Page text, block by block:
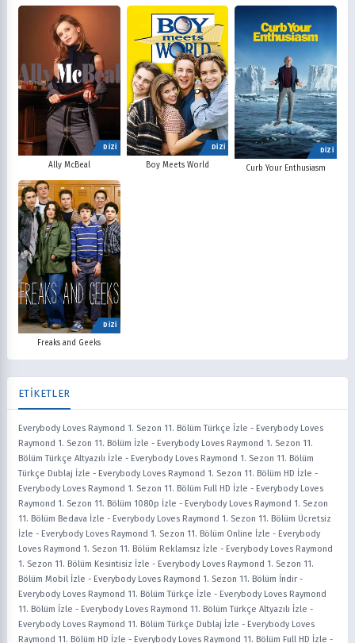
DİZİ
Ally McBeal
DİZİ
Boy Meets World
DİZİ
Curb Your Enthusiasm
DİZİ
Freaks and Geeks
ETİKETLER
Everybody Loves Raymond 1. Sezon 11. Bölüm Türkçe İzle - Everybody Loves
Raymond 1. Sezon 11. Bölüm İzle - Everybody Loves Raymond 1. Sezon 11.
Bölüm Türkçe Altyazılı İzle - Everybody Loves Raymond 1. Sezon 11. Bölüm
Türkçe Dublaj İzle - Everybody Loves Raymond 1. Sezon 11. Bölüm HD İzle -
Everybody Loves Raymond 1. Sezon 11. Bölüm Full HD İzle - Everybody Loves
Raymond 1. Sezon 11. Bölüm 1080p İzle - Everybody Loves Raymond 1. Sezon
11. Bölüm Bedava İzle - Everybody Loves Raymond 1. Sezon 11. Bölüm Ücretsiz
İzle - Everybody Loves Raymond 1. Sezon 11. Bölüm Online İzle - Everybody
Loves Raymond 1. Sezon 11. Bölüm Reklamsız İzle - Everybody Loves Raymond
1. Sezon 11. Bölüm Kesintisiz İzle - Everybody Loves Raymond 1. Sezon 11.
Bölüm Mobil İzle - Everybody Loves Raymond 1. Sezon 11. Bölüm İndir -
Everybody Loves Raymond 11. Bölüm Türkçe İzle - Everybody Loves Raymond
11. Bölüm İzle - Everybody Loves Raymond 11. Bölüm Türkçe Altyazılı İzle -
Everybody Loves Raymond 11. Bölüm Türkçe Dublaj İzle - Everybody Loves
Raymond 11. Bölüm HD İzle - Everybody Loves Raymond 11. Bölüm Full HD İzle -